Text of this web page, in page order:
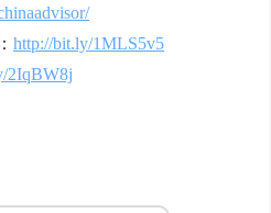
http://bit.ly/1MLS5v5
2IqBW8j